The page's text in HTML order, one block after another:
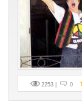
2253 | 0